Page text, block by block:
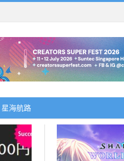
星海航路